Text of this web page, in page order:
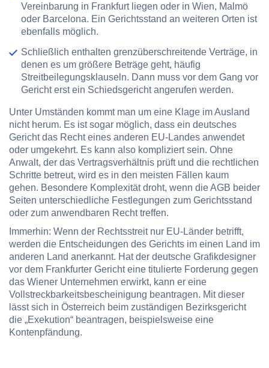
Vereinbarung in Frankfurt liegen oder in Wien, Malmö
oder Barcelona. Ein Gerichtsstand an weiteren Orten ist
ebenfalls möglich.
Schließlich enthalten grenzüberschreitende Verträge, in
denen es um größere Beträge geht, häufig
Streitbeilegungsklauseln. Dann muss vor dem Gang vor
Gericht erst ein Schiedsgericht angerufen werden.
Unter Umständen kommt man um eine Klage im Ausland
nicht herum. Es ist sogar möglich, dass ein deutsches
Gericht das Recht eines anderen EU-Landes anwendet
oder umgekehrt. Es kann also kompliziert sein. Ohne
Anwalt, der das Vertragsverhältnis prüft und die rechtlichen
Schritte betreut, wird es in den meisten Fällen kaum
gehen. Besondere Komplexität droht, wenn die AGB beider
Seiten unterschiedliche Festlegungen zum Gerichtsstand
oder zum anwendbaren Recht treffen.
Immerhin: Wenn der Rechtsstreit nur EU-Länder betrifft,
werden die Entscheidungen des Gerichts im einen Land im
anderen Land anerkannt. Hat der deutsche Grafikdesigner
vor dem Frankfurter Gericht eine titulierte Forderung gegen
das Wiener Unternehmen erwirkt, kann er eine
Vollstreckbarkeitsbescheinigung beantragen. Mit dieser
lässt sich in Österreich beim zuständigen Bezirksgericht
die „Exekution“ beantragen, beispielsweise eine
Kontenpfändung.